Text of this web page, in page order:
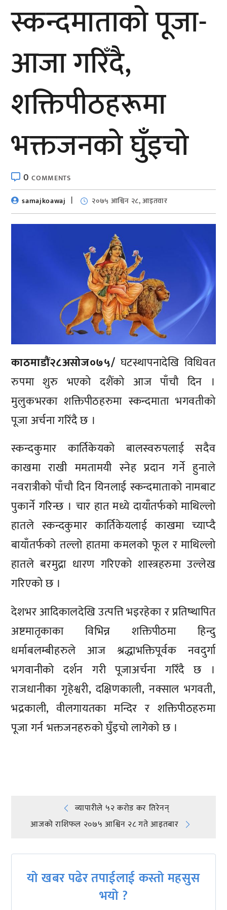
स्कन्दमाताको पूजा-
आजा गरिँदै,
शक्तिपीठहरूमा
भक्तजनको घुँइचो
0COMMENTS
samajkoawaj
२०७५ आश्विन २८, आइतवार
काठमाडाैं२८असाेज०७५/ घटस्थापनादेखि विधिवत
रुपमा शुरु भएको दशैंको आज पाँचौ दिन ।
मुलुकभरका शक्तिपीठहरुमा स्कन्दमाता भगवतीको
पूजा अर्चना गरिंदै छ ।
स्कन्दकुमार कार्तिकेयको बालस्वरुपलाई सदैव
काखमा राखी ममतामयी स्नेह प्रदान गर्ने हुनाले
नवरात्रीको पाँचौ दिन यिनलाई स्कन्दमाताको नामबाट
पुकार्ने गरिन्छ । चार हात मध्ये दायाँतर्फको माथिल्लो
हातले स्कन्दकुमार कार्तिकेयलाई काखमा च्याप्दै
बायाँतर्फको तल्लो हातमा कमलको फूल र माथिल्लो
हातले बरमुद्रा धारण गरिएको शास्त्रहरुमा उल्लेख
गरिएको छ ।
देशभर आदिकालदेखि उत्पत्ति भइरहेका र प्रतिष्थापित
अष्टमातृकाका विभिन्न शक्तिपीठमा हिन्दु
धर्माबलम्बीहरुले आज श्रद्धाभक्तिपूर्वक नवदुर्गा
भगवानीको दर्शन गरी पूजाअर्चना गरिँदै छ ।
राजधानीका गृहेश्वरी, दक्षिणकाली, नक्साल भगवती,
भद्रकाली, वीलगायतका मन्दिर र शक्तिपीठहरुमा
पूजा गर्न भक्तजनहरुको घुँइचो लागेको छ ।
Post
navigation
व्यापारीले ५२ करोड कर तिरेनन्
आजको राशिफल २०७५ आश्विन २८ गते आइतबार
यो खबर पढेर तपाईलाई कस्तो महसुस
भयो ?